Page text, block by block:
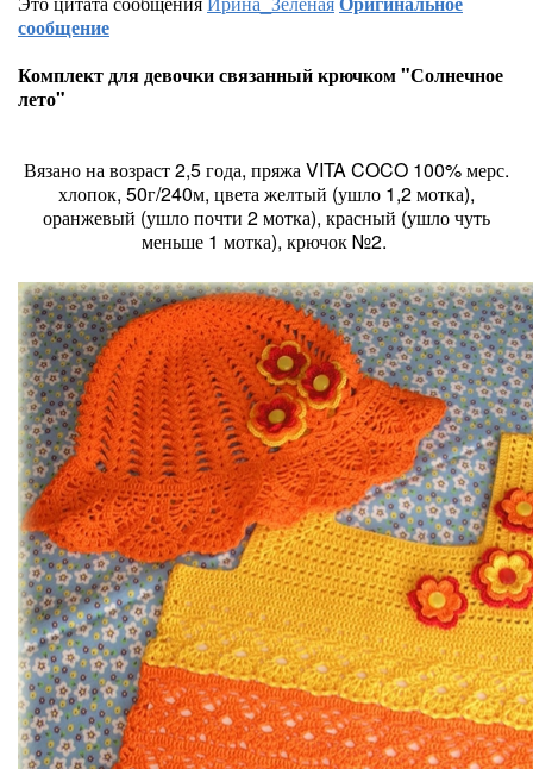
сообщение
Комплект для девочки связанный крючком "Солнечное
лето"
Вязано на возраст 2,5 года, пряжа VITA COCO 100% мерс.
хлопок, 50г/240м, цвета желтый (ушло 1,2 мотка),
оранжевый (ушло почти 2 мотка), красный (ушло чуть
меньше 1 мотка), крючок №2.